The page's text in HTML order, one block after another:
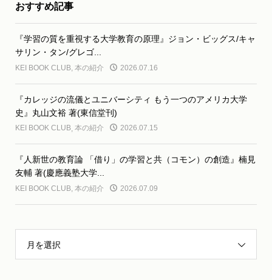
おすすめ記事
『学習の質を重視する大学教育の原理』ジョン・ビッグス/キャ
サリン・タン/グレゴ...
KEI BOOK CLUB, 本の紹介 2026.07.16
『カレッジの流儀とユニバーシティ もう一つのアメリカ大学
史』丸山文裕 著(東信堂刊)
KEI BOOK CLUB, 本の紹介 2026.07.15
『人新世の教育論 「借り」の学習と共（コモン）の創造』楠見
友輔 著(慶應義塾大学...
KEI BOOK CLUB, 本の紹介 2026.07.09
月を選択